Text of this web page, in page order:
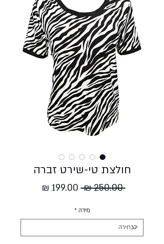
חולצת טי-שירט זברה
‏250.00 ‏₪
מחיר
מידה *